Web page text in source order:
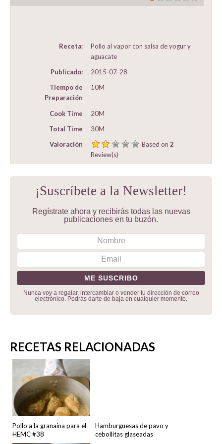
Receta:
Pollo al vapor con salsa de yogur y
aguacate
Publicado:
2015-07-28
Tiempo de
Preparación
10M
Cook Time
20M
Total Time
30M
Valoración
Based on2
Review(s)
¡Suscríbete a la Newsletter!
Regístrate ahora y recibirás todas las nuevas
publicaciones en tu buzón.
Nunca voy a regalar, intercambiar o vender tu dirección de correo
electrónico. Podrás darte de baja en cualquier momento.
RECETAS RELACIONADAS
Pollo a la granaína para el
HEMC #38
Hamburguesas de pavo y
cebollitas glaseadas